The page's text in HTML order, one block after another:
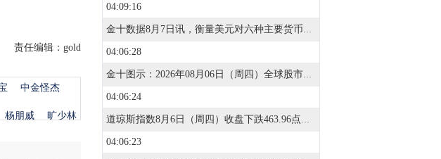
责任编辑：gold
中金怪杰
杨朋威 旷少林
04:09:16
金十数据8月7日讯，衡量美元对六种主要货币的美元指数当天上涨0.25%，在汇市尾市收于99.930。截至纽约汇市尾市，1欧元兑换1.1524美元，低于前一交易日的1.1553美元；1英镑兑换1.3457美元，低于前一交易日的1.3469美元。1美元兑换158.33日元，高于前一交易日的157.67日元；1美元兑换0.8122瑞士法郎，高于前一交易日的0.8069瑞士法郎；1美元兑换1.4014加元，高于前一交易日的1.4008加元；1美元兑换9.5068瑞典克朗，高于前一交易日的9.4832瑞典克朗。
04:06:28
金十图示：2026年08月06日（周四）全球股市指数-美洲市场（收盘）
04:06:24
道琼斯指数8月6日（周四）收盘下跌463.96点，跌幅0.85%，报53885.16点；标普500指数8月6日（周四）收盘下跌13.55点，跌幅0.18%，报7710.00点；纳斯达克综合指数8月6日（周四）收盘下跌15.09点，跌幅0.06%，报26348.35点。
04:06:23